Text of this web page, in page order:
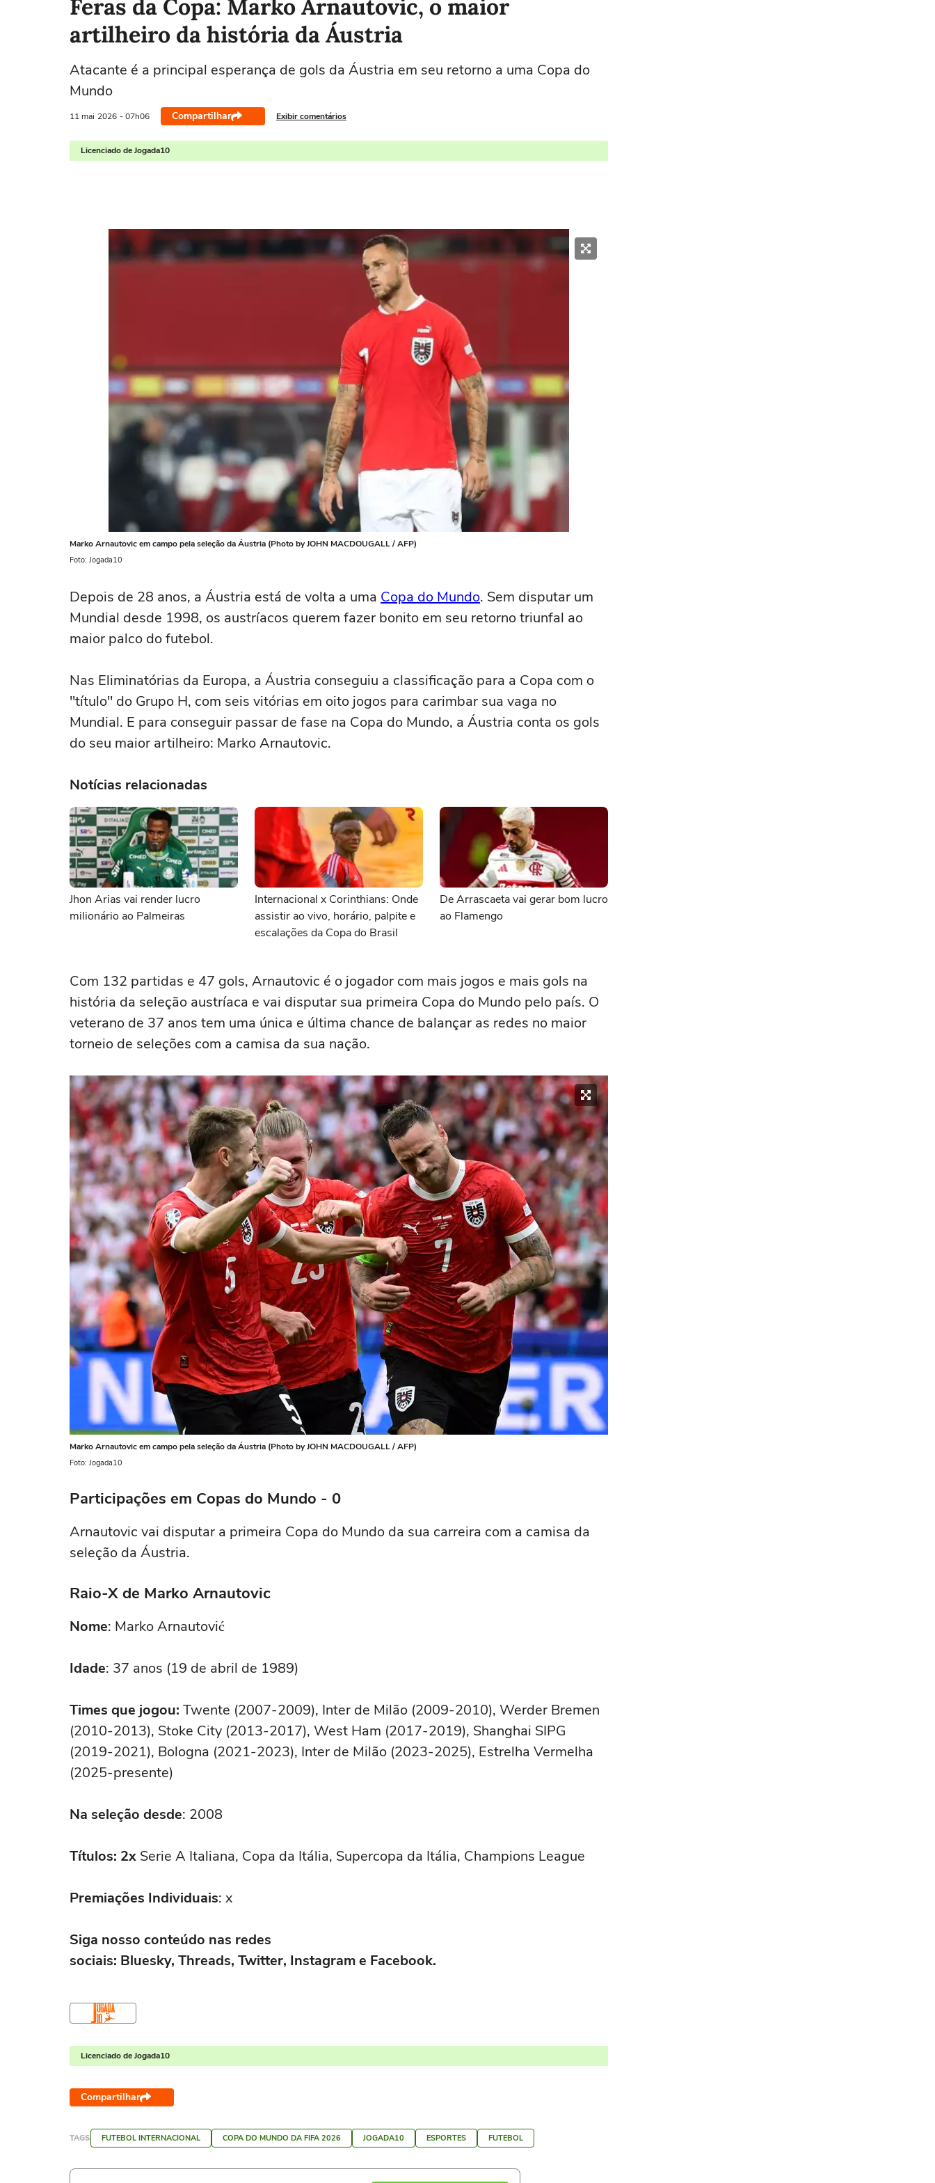
Feras da Copa: Marko Arnautovic, o maior
artilheiro da história da Áustria
Atacante é a principal esperança de gols da Áustria em seu retorno a uma Copa do
Mundo
11 mai 2026 - 07h06 Compartilhar Exibir comentários
Licenciado de Jogada10
Marko Arnautovic em campo pela seleção da Áustria (Photo by JOHN MACDOUGALL / AFP)
Foto: Jogada10
Depois de 28 anos, a Áustria está de volta a uma Copa do Mundo. Sem disputar um
Mundial desde 1998, os austríacos querem fazer bonito em seu retorno triunfal ao
maior palco do futebol.
Nas Eliminatórias da Europa, a Áustria conseguiu a classificação para a Copa com o
"título" do Grupo H, com seis vitórias em oito jogos para carimbar sua vaga no
Mundial. E para conseguir passar de fase na Copa do Mundo, a Áustria conta os gols
do seu maior artilheiro: Marko Arnautovic.
Notícias relacionadas
Jhon Arias vai render lucro
milionário ao Palmeiras
Internacional x Corinthians: Onde
assistir ao vivo, horário, palpite e
escalações da Copa do Brasil
De Arrascaeta vai gerar bom lucro
ao Flamengo
Com 132 partidas e 47 gols, Arnautovic é o jogador com mais jogos e mais gols na
história da seleção austríaca e vai disputar sua primeira Copa do Mundo pelo país. O
veterano de 37 anos tem uma única e última chance de balançar as redes no maior
torneio de seleções com a camisa da sua nação.
Marko Arnautovic em campo pela seleção da Áustria (Photo by JOHN MACDOUGALL / AFP)
Foto: Jogada10
Participações em Copas do Mundo - 0
Arnautovic vai disputar a primeira Copa do Mundo da sua carreira com a camisa da
seleção da Áustria.
Raio-X de Marko Arnautovic
Nome: Marko Arnautović
Idade: 37 anos (19 de abril de 1989)
Times que jogou: Twente (2007-2009), Inter de Milão (2009-2010), Werder Bremen
(2010-2013), Stoke City (2013-2017), West Ham (2017-2019), Shanghai SIPG
(2019-2021), Bologna (2021-2023), Inter de Milão (2023-2025), Estrelha Vermelha
(2025-presente)
Na seleção desde: 2008
Títulos: 2x Serie A Italiana, Copa da Itália, Supercopa da Itália, Champions League
Premiações Individuais: x
Siga nosso conteúdo nas redes
sociais: Bluesky, Threads, Twitter, Instagrame Facebook.
Licenciado de Jogada10
Compartilhar
TAGS FUTEBOL INTERNACIONAL COPA DO MUNDO DA FIFA 2026 JOGADA10 ESPORTES FUTEBOL